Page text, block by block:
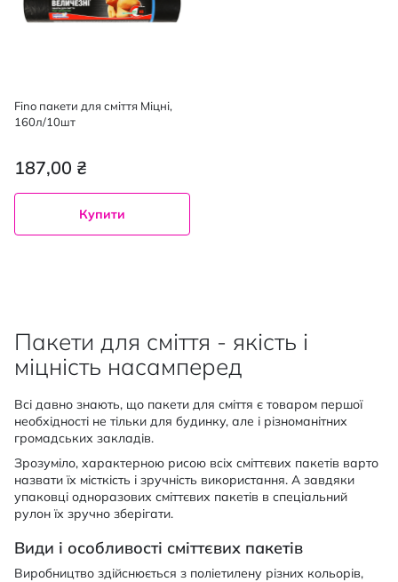
Fino пакети для сміття Міцні,
160л/10шт
187,00 ₴
Купити
Пакети для сміття - якість і
міцність насамперед
Всі давно знають, що пакети для сміття є товаром першої
необхідності не тільки для будинку, але і різноманітних
громадських закладів.
Зрозуміло, характерною рисою всіх сміттєвих пакетів варто
назвати їх місткість і зручність використання. А завдяки
упаковці одноразових сміттєвих пакетів в спеціальний
рулон їх зручно зберігати.
Види і особливості сміттєвих пакетів
Виробництво здійснюється з поліетилену різних кольорів,